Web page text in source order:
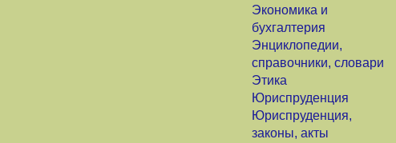
Экономика и
бухгалтерия
Энциклопедии,
справочники, словари
Этика
Юриспруденция
Юриспруденция,
законы, акты